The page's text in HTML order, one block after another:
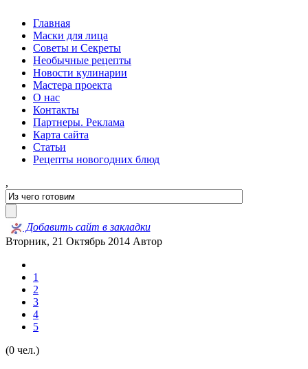
Главная
Маски для лица
Советы и Секреты
Необычные рецепты
Новости кулинарии
Мастера проекта
О нас
Контакты
Партнеры. Реклама
Карта сайта
Статьи
Рецепты новогодних блюд
,
Добавить сайт в закладки
Вторник, 21 Октябрь 2014 Автор
1
2
3
4
5
(0 чел.)